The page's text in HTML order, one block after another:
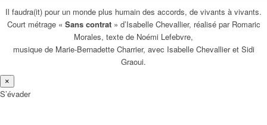
Il faudra(it) pour un monde plus humain des accords, de vivants à vivants.
Court métrage « Sans contrat» d’Isabelle Chevallier, réalisé par Romaric
Morales, texte de Noémi Lefebvre,
musique de Marie-Bernadette Charrier, avec Isabelle Chevallier et Sidi
Graoui.
×
S’évader